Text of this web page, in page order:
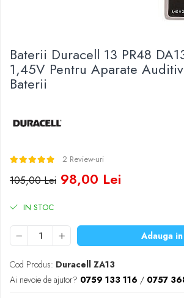
Lanterne
Lampi
Kit-uri vlogging
Ventilatoare
Diverse gadgeturi
Periferice PC
Accesorii auto
Redresoare
Roboti pornire
Diverse accesorii auto
Baterii Duracell 13 PR48
1,45V Pentru Aparate
Baterii
2 Review-uri
105,00 Lei 98,00 Lei
IN STOC
Adauga
Cod Produs: Duracell ZA13
Ai nevoie de ajutor? 0759 133 116 / 0757